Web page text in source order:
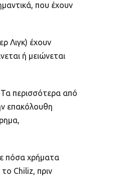
που έχουν
Λιγκ) έχουν
ή μειώνεται
περισσότερα από
επακόλουθη
πόσα χρήματα
Chiliz, πριν